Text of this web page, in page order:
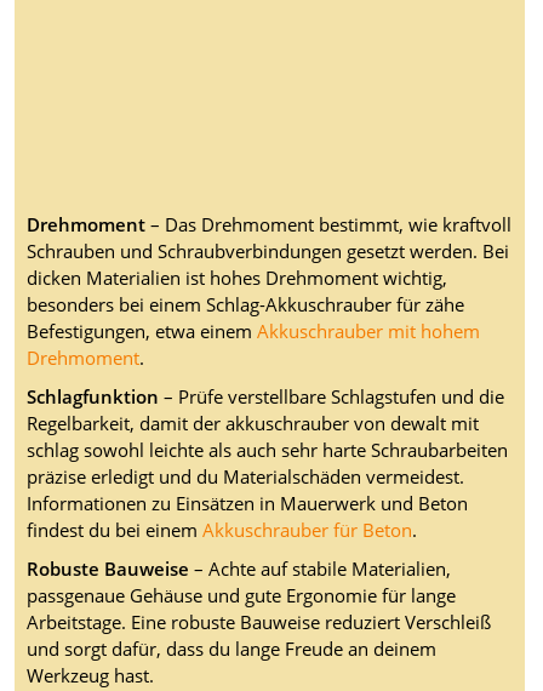
Drehmoment– Das Drehmoment bestimmt, wie kraftvoll
Schrauben und Schraubverbindungen gesetzt werden. Bei
dicken Materialien ist hohes Drehmoment wichtig,
besonders bei einem Schlag-Akkuschrauber für zähe
Befestigungen, etwa einem Akkuschrauber mit hohem
Drehmoment.
Schlagfunktion – Prüfe verstellbare Schlagstufen und die
Regelbarkeit, damit der akkuschrauber von dewalt mit
schlag sowohl leichte als auch sehr harte Schraubarbeiten
präzise erledigt und du Materialschäden vermeidest.
Informationen zu Einsätzen in Mauerwerk und Beton
findest du bei einem Akkuschrauber für Beton.
Robuste Bauweise – Achte auf stabile Materialien,
passgenaue Gehäuse und gute Ergonomie für lange
Arbeitstage. Eine robuste Bauweise reduziert Verschleiß
und sorgt dafür, dass du lange Freude an deinem
Werkzeug hast.